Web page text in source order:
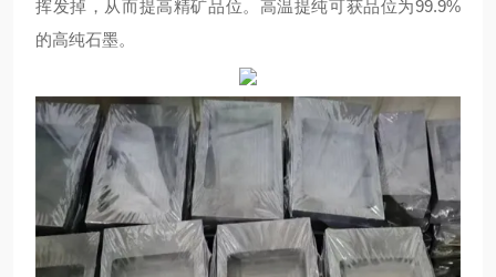
挥发掉，从而提高精矿品位。高温提纯可获品位为99.9%
的高纯石墨。